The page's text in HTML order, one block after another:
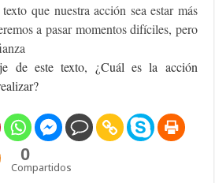
que nuestra acción sea estar más
a pasar momentos difíciles, pero
de este texto, ¿Cuál es la acción
0
Compartidos